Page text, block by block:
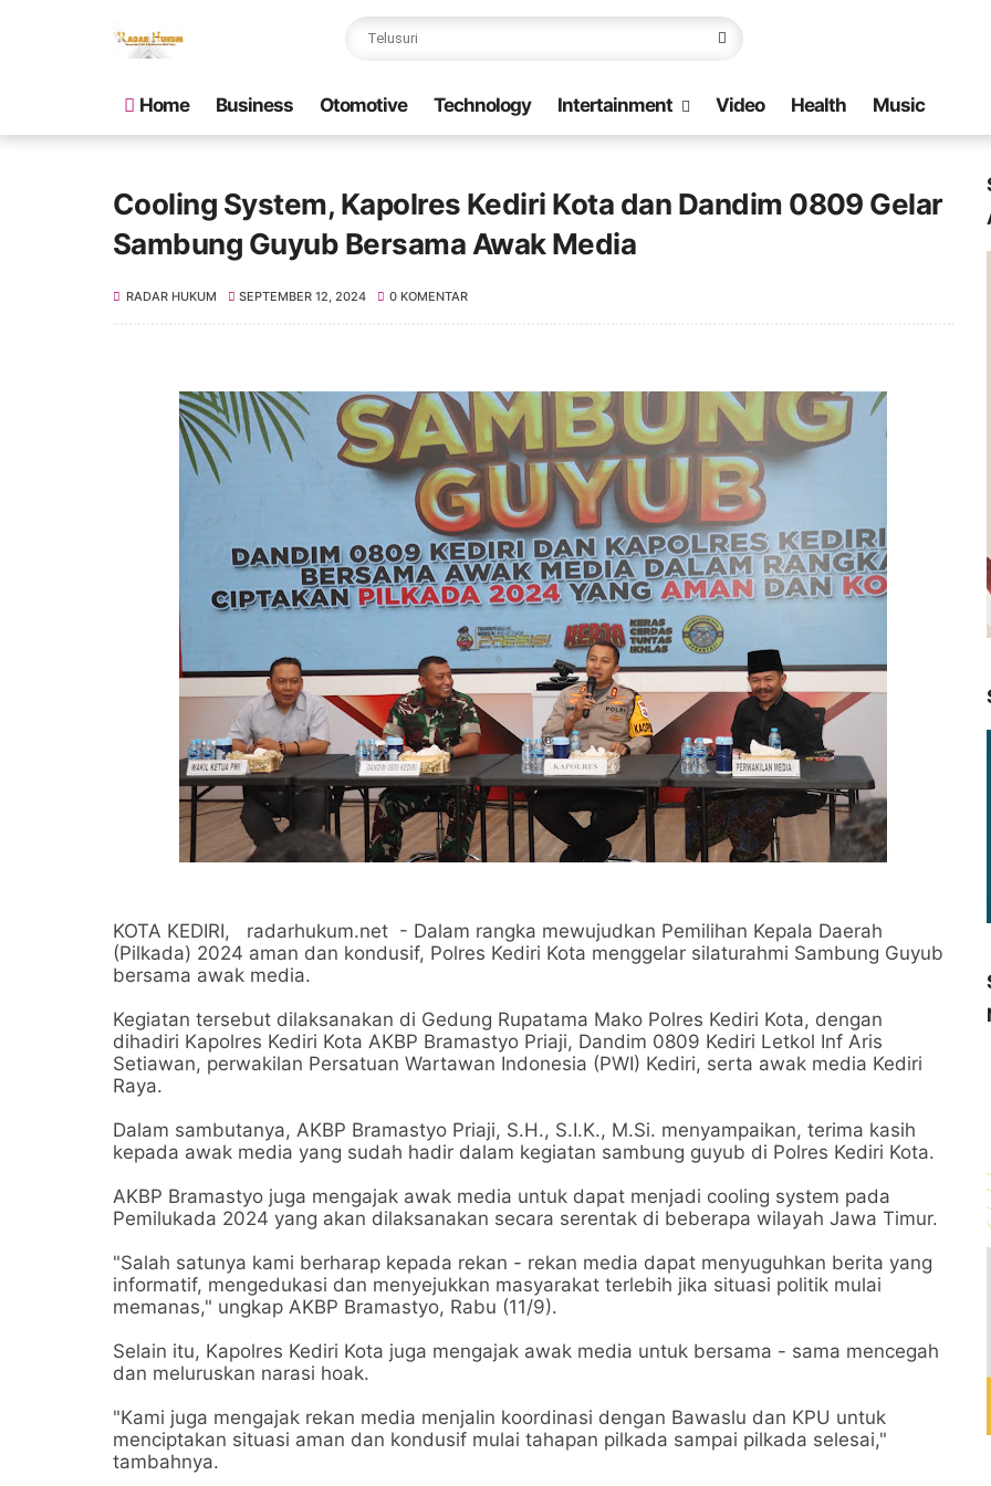
Home Business Otomotive Technology Intertainment Video Health Music
Cooling System, Kapolres Kediri Kota dan Dandim 0809 Gelar
Sambung Guyub Bersama Awak Media
RADAR HUKUM SEPTEMBER 12, 2024 0 KOMENTAR
KOTA KEDIRI, radarhukum.net - Dalam rangka mewujudkan Pemilihan Kepala Daerah
(Pilkada) 2024 aman dan kondusif, Polres Kediri Kota menggelar silaturahmi Sambung Guyub
bersama awak media.
Kegiatan tersebut dilaksanakan di Gedung Rupatama Mako Polres Kediri Kota, dengan
dihadiri Kapolres Kediri Kota AKBP Bramastyo Priaji, Dandim 0809 Kediri Letkol Inf Aris
Setiawan, perwakilan Persatuan Wartawan Indonesia (PWI) Kediri, serta awak media Kediri
Raya.
Dalam sambutanya, AKBP Bramastyo Priaji, S.H., S.I.K., M.Si. menyampaikan, terima kasih
kepada awak media yang sudah hadir dalam kegiatan sambung guyub di Polres Kediri Kota.
AKBP Bramastyo juga mengajak awak media untuk dapat menjadi cooling system pada
Pemilukada 2024 yang akan dilaksanakan secara serentak di beberapa wilayah Jawa Timur.
"Salah satunya kami berharap kepada rekan - rekan media dapat menyuguhkan berita yang
informatif, mengedukasi dan menyejukkan masyarakat terlebih jika situasi politik mulai
memanas," ungkap AKBP Bramastyo, Rabu (11/9).
Selain itu, Kapolres Kediri Kota juga mengajak awak media untuk bersama - sama mencegah
dan meluruskan narasi hoak.
"Kami juga mengajak rekan media menjalin koordinasi dengan Bawaslu dan KPU untuk
menciptakan situasi aman dan kondusif mulai tahapan pilkada sampai pilkada selesai,"
tambahnya.